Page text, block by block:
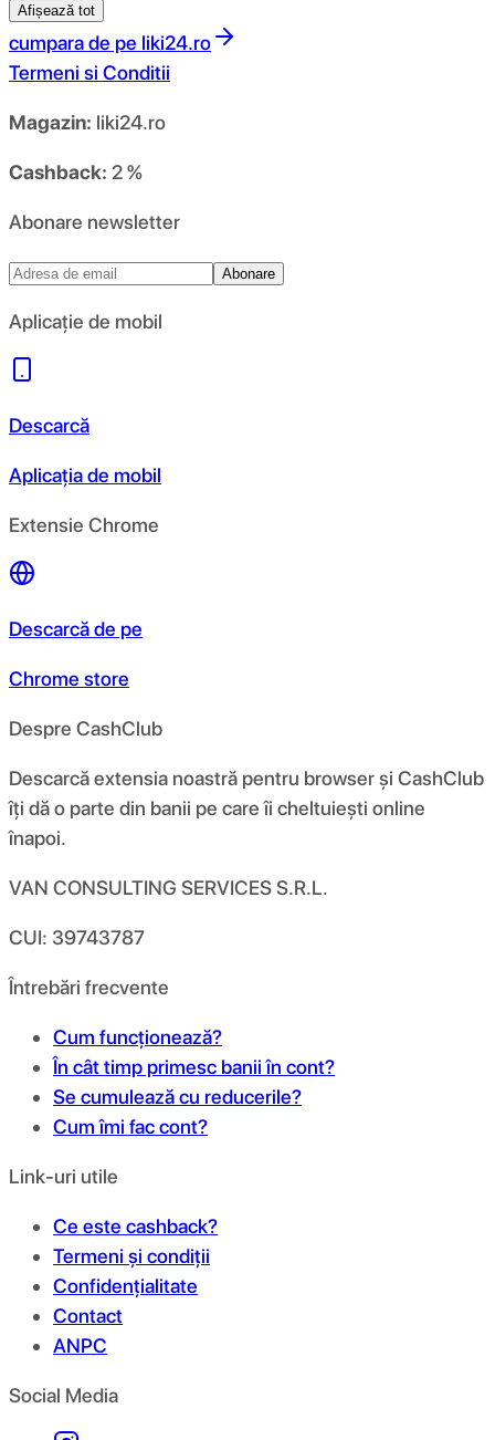
Afișează tot
cumpara de pe liki24.ro
Termeni si Conditii
Magazin: liki24.ro
Cashback: 2 %
Abonare newsletter
Abonare
Aplicație de mobil
Descarcă
Aplicația de mobil
Extensie Chrome
Descarcă de pe
Chrome store
Despre CashClub
Descarcă extensia noastră pentru browser și CashClub
îți dă o parte din banii pe care îi cheltuiești online
înapoi.
VAN CONSULTING SERVICES S.R.L.
CUI: 39743787
Întrebări frecvente
Cum funcționează?
În cât timp primesc banii în cont?
Se cumulează cu reducerile?
Cum îmi fac cont?
Link-uri utile
Ce este cashback?
Termeni și condiții
Confidențialitate
Contact
ANPC
Social Media